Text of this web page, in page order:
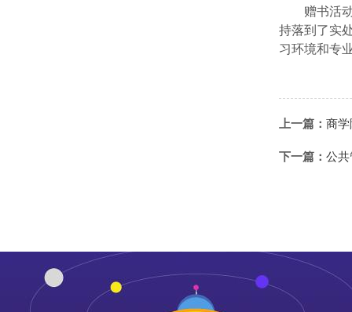
赠书活
持落到了实
习环境和专
上一篇： 商
下一篇： 公